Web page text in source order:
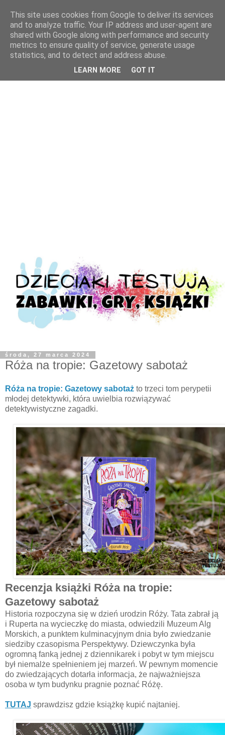
środa, 27 marca 2024
Róża na tropie: Gazetowy sabotaż
Róża na tropie: Gazetowy sabotaż to trzeci tom perypetii
młodej detektywki, która uwielbia rozwiązywać
detektywistyczne zagadki.
Recenzja książki Róża na tropie:
Gazetowy sabotaż
Historia rozpoczyna się w dzień urodzin Róży. Tata zabrał ją
i Ruperta na wycieczkę do miasta, odwiedzili Muzeum Alg
Morskich, a punktem kulminacyjnym dnia było zwiedzanie
siedziby czasopisma Perspektywy. Dziewczynka była
ogromną fanką jednej z dziennikarek i pobyt w tym miejscu
był niemalże spełnieniem jej marzeń. W pewnym momencie
do zwiedzających dotarła informacja, że najważniejsza
osoba w tym budynku pragnie poznać Różę.
TUTAJ sprawdzisz gdzie książkę kupić najtaniej.
This site uses cookies from Google to deliver its services
and to analyze traffic. Your IP address and user-agent are
shared with Google along with performance and security
metrics to ensure quality of service, generate usage
statistics, and to detect and address abuse.
LEARN MORE GOT IT